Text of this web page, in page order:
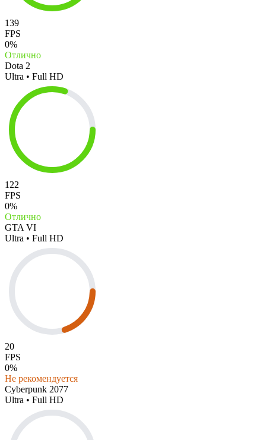
139
FPS
0%
Отлично
Dota 2
Ultra • Full HD
122
FPS
0%
Отлично
GTA VI
Ultra • Full HD
20
FPS
0%
Не рекомендуется
Cyberpunk 2077
Ultra • Full HD